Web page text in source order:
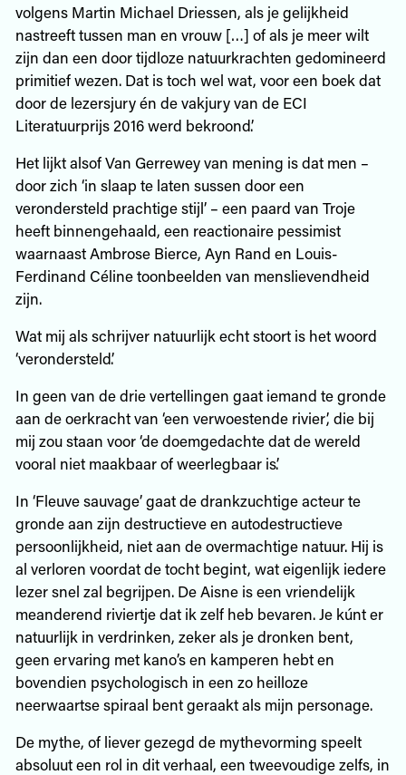
volgens Martin Michael Driessen, als je gelijkheid
nastreeft tussen man en vrouw […] of als je meer wilt
zijn dan een door tijdloze natuurkrachten gedomineerd
primitief wezen. Dat is toch wel wat, voor een boek dat
door de lezersjury én de vakjury van de ECI
Literatuurprijs 2016 werd bekroond’.
Het lijkt alsof Van Gerrewey van mening is dat men –
door zich ‘in slaap te laten sussen door een
verondersteld prachtige stijl’ – een paard van Troje
heeft binnengehaald, een reactionaire pessimist
waarnaast Ambrose Bierce, Ayn Rand en Louis-
Ferdinand Céline toonbeelden van menslievendheid
zijn.
Wat mij als schrijver natuurlijk echt stoort is het woord
‘verondersteld’.
In geen van de drie vertellingen gaat iemand te gronde
aan de oerkracht van ‘een verwoestende rivier’, die bij
mij zou staan voor ‘de doemgedachte dat de wereld
vooral niet maakbaar of weerlegbaar is’.
In ‘Fleuve sauvage’ gaat de drankzuchtige acteur te
gronde aan zijn destructieve en autodestructieve
persoonlijkheid, niet aan de overmachtige natuur. Hij is
al verloren voordat de tocht begint, wat eigenlijk iedere
lezer snel zal begrijpen. De Aisne is een vriendelijk
meanderend riviertje dat ik zelf heb bevaren. Je kúnt er
natuurlijk in verdrinken, zeker als je dronken bent,
geen ervaring met kano’s en kamperen hebt en
bovendien psychologisch in een zo heilloze
neerwaartse spiraal bent geraakt als mijn personage.
De mythe, of liever gezegd de mythevorming speelt
absoluut een rol in dit verhaal, een tweevoudige zelfs, in